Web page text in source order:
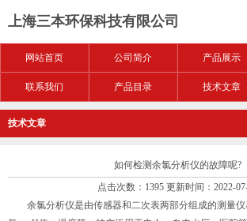
上海三本环保科技有限公司
网站首页 公司简介 产品展示
联系我们 产品目录 技术文章
技术文章
如何检测余氯分析仪的故障呢?
点击次数：1395 更新时间：2022-
余氯分析仪是由传感器和二次表两部分组成的测量